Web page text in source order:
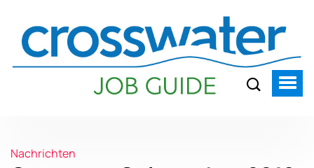
Nachrichten